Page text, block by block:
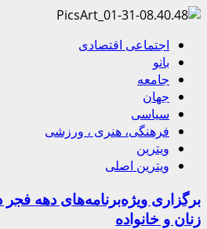
اجتماعی اقتصادی
بانو
جامعه
جهان
سیاسی
فرهنگی، هنری ، ورزشی
ویترین
ویترین اصلی
برگزاری ویژه‌برنامه‌های دهه
زنان و خانواده